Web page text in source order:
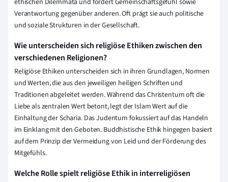
ethischen Dilemmata und fördert Gemeinschaftsgefühl sowie
Verantwortung gegenüber anderen. Oft prägt sie auch politische
und soziale Strukturen in der Gesellschaft.
Wie unterscheiden sich religiöse Ethiken zwischen den
verschiedenen Religionen?
Religiöse Ethiken unterscheiden sich in ihren Grundlagen, Normen
und Werten, die aus den jeweiligen heiligen Schriften und
Traditionen abgeleitet werden. Während das Christentum oft die
Liebe als zentralen Wert betont, legt der Islam Wert auf die
Einhaltung der Scharia. Das Judentum fokussiert auf das Handeln
im Einklang mit den Geboten. Buddhistische Ethik hingegen basiert
auf dem Prinzip der Vermeidung von Leid und der Förderung des
Mitgefühls.
Welche Rolle spielt religiöse Ethik in interreligiösen